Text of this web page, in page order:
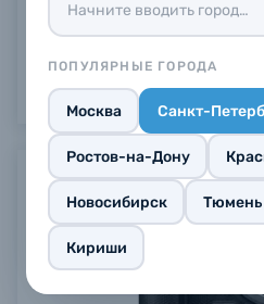
ПОПУЛЯРНЫЕ ГОРОДА
Москва Санкт-
Ростов-на-Дону
Новосибирск Тюмень
Кириши